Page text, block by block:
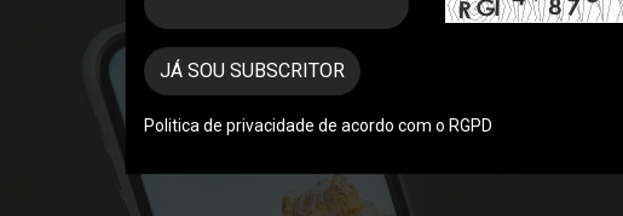
JÁ SOU SUBSCRITOR
Politica de privacidade de acordo com o RGPD